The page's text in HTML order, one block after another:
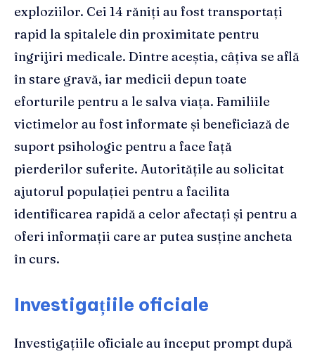
exploziilor. Cei 14 răniți au fost transportați
rapid la spitalele din proximitate pentru
îngrijiri medicale. Dintre aceștia, câțiva se află
în stare gravă, iar medicii depun toate
eforturile pentru a le salva viața. Familiile
victimelor au fost informate și beneficiază de
suport psihologic pentru a face față
pierderilor suferite. Autoritățile au solicitat
ajutorul populației pentru a facilita
identificarea rapidă a celor afectați și pentru a
oferi informații care ar putea susține ancheta
în curs.
Investigațiile oficiale
Investigațiile oficiale au început prompt după